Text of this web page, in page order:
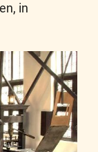
in